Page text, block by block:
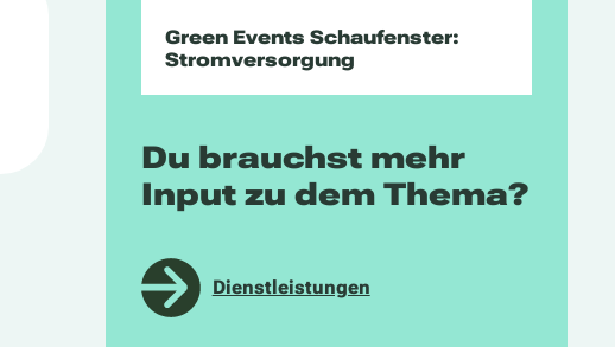
Green Events Schaufenster:
Stromversorgung
Du brauchst mehr
Input zu dem Thema?
Dienstleistungen